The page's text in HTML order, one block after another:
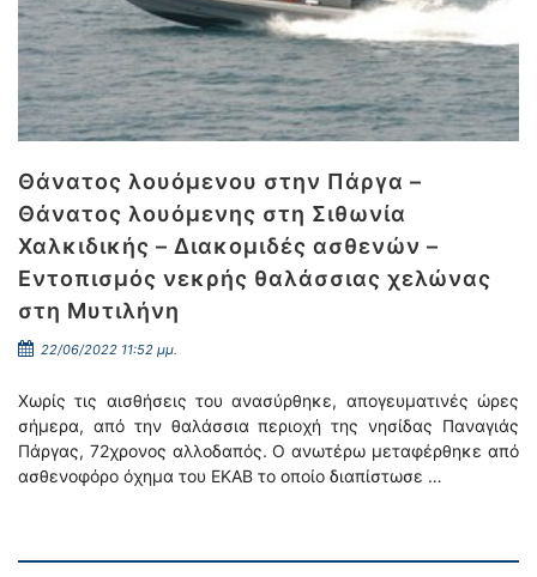
Θάνατος λουόμενου στην Πάργα –
Θάνατος λουόμενης στη Σιθωνία
Χαλκιδικής – Διακομιδές ασθενών –
Εντοπισμός νεκρής θαλάσσιας χελώνας
στη Μυτιλήνη
22/06/2022 11:52 μμ.
Χωρίς τις αισθήσεις του ανασύρθηκε, απογευματινές ώρες
σήμερα, από την θαλάσσια περιοχή της νησίδας Παναγιάς
Πάργας, 72χρονος αλλοδαπός. Ο ανωτέρω μεταφέρθηκε από
ασθενοφόρο όχημα του ΕΚΑΒ το οποίο διαπίστωσε …